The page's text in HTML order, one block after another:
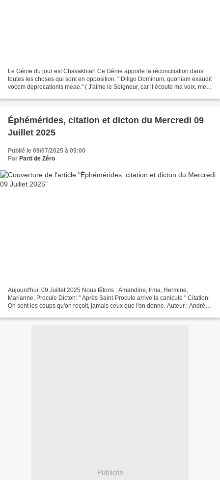
Le Génie du jour est Chavakhiah Ce Génie apporte la réconciliation dans
toutes les choses qui sont en opposition. " Diligo Dominum, quoniam exaudit
vocem deprecationis meae." ( J'aime le Seigneur, car il écoute ma voix, mes
Éphémérides, citation et dicton du Mercredi 09
Juillet 2025
Publié le 09/07/2025 à 05:00
Par Parti de Zéro
Aujourd'hui: 09 Juillet 2025 Nous fêtons : Amandine, Irma, Hermine,
Marianne, Procule Dicton: " Après Saint-Procule arrive la canicule " Citation:
On sent les coups qu'on reçoit, jamais ceux que l'on donne. Auteur : André
Publicité